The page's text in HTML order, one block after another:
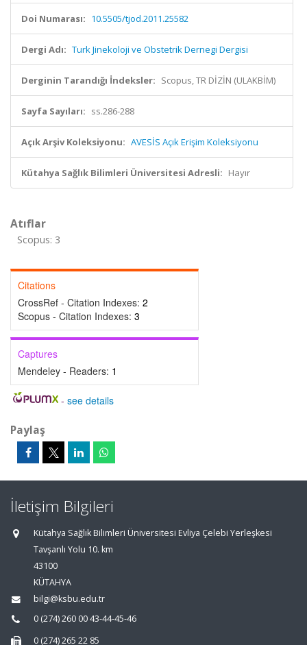
Doi Numarası: 10.5505/tjod.2011.25582
Dergi Adı: Turk Jinekoloji ve Obstetrik Dernegi Dergisi
Derginin Tarandığı İndeksler: Scopus, TR DİZİN (ULAKBİM)
Sayfa Sayıları: ss.286-288
Açık Arşiv Koleksiyonu: AVESİS Açık Erişim Koleksiyonu
Kütahya Sağlık Bilimleri Üniversitesi Adresli: Hayır
Atıflar
Scopus: 3
Citations
CrossRef - Citation Indexes: 2
Scopus - Citation Indexes: 3
Captures
Mendeley - Readers: 1
- see details
Paylaş
İletişim Bilgileri
Kütahya Sağlık Bilimleri Üniversitesi Evliya Çelebi Yerleşkesi
Tavşanlı Yolu 10. km
43100
KÜTAHYA
bilgi@ksbu.edu.tr
0 (274) 260 00 43-44-45-46
0 (274) 265 22 85